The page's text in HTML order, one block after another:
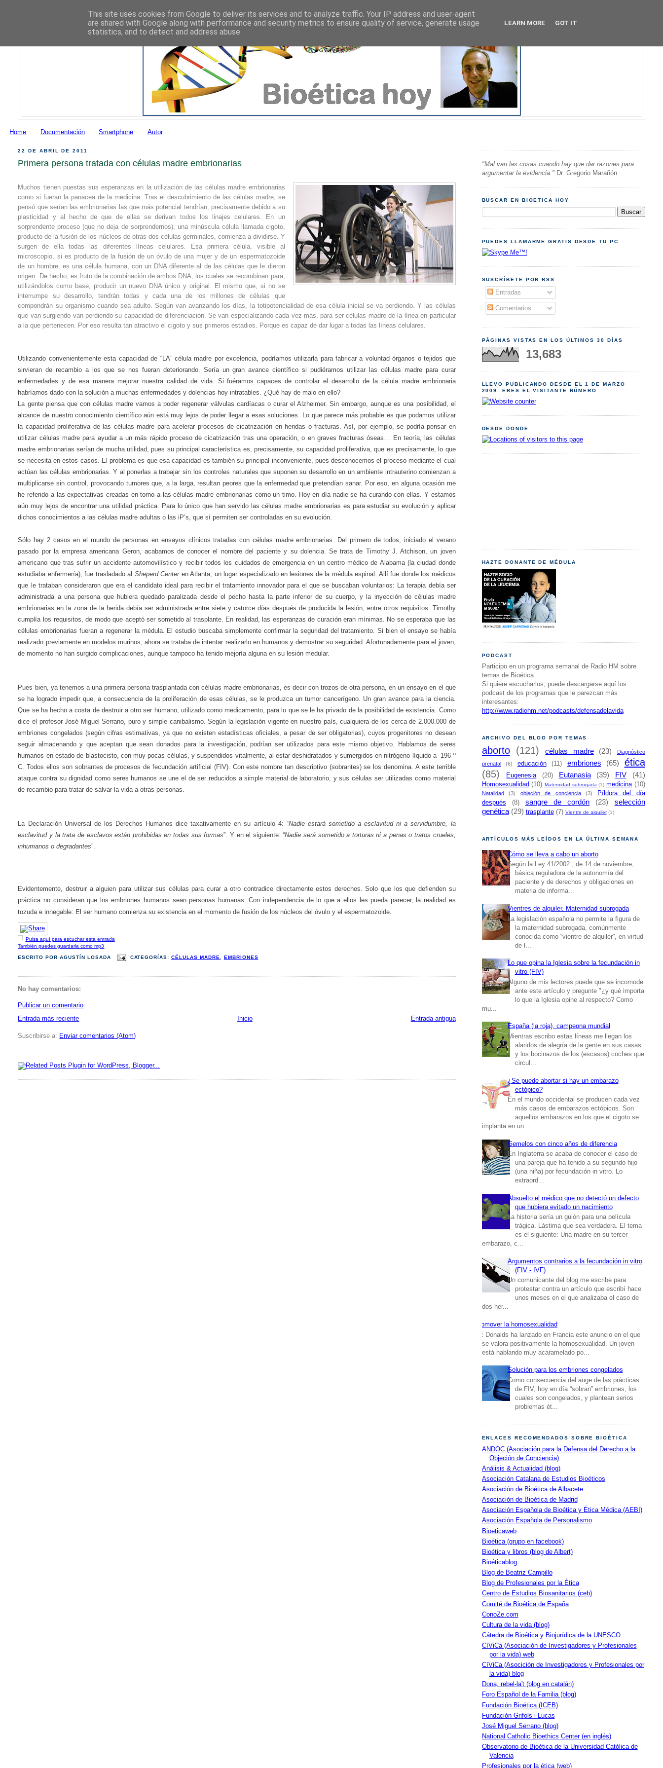
Home Documentación Smartphone Autor
22 DE ABRIL DE 2011
Primera persona tratada con células madre embrionarias
Muchos tienen puestas sus esperanzas en la utilización de las células madre embrionarias
como si fueran la panacea de la medicina. Tras el descubrimiento de las células madre, se
pensó que serían las embrionarias las que más potencial tendrían, precisamente debido a su
plasticidad y al hecho de que de ellas se derivan todos los linajes celulares. En un
sorprendente proceso (que no deja de sorprendernos), una minúscula célula llamada cigoto,
producto de la fusión de los núcleos de otras dos células germinales, comienza a dividirse. Y
surgen de ella todas las diferentes líneas celulares. Esa primera célula, visible al
microscopio, si es producto de la fusión de un óvulo de una mujer y de un espermatozoide
de un hombre, es una célula humana, con un DNA diferente al de las células que le dieron
origen. De hecho, es fruto de la combinación de ambos DNA, los cuales se recombinan para,
utilizándolos como base, producir un nuevo DNA único y original. El mismo que, si no se
interrumpe su desarrollo, tendrán todas y cada una de los millones de células que
compondrán su organismo cuando sea adulto. Según van avanzando los días, la totipotencialidad de esa célula inicial se va perdiendo. Y las células
que van surgiendo van perdiendo su capacidad de diferenciación. Se van especializando cada vez más, para ser células madre de la línea en particular
a la que pertenecen. Por eso resulta tan atractivo el cigoto y sus primeros estadios. Porque es capaz de dar lugar a todas las líneas celulares.
Utilizando convenientemente esta capacidad de “LA” célula madre por excelencia, podríamos utilizarla para fabricar a voluntad órganos o tejidos que
sirvieran de recambio a los que se nos fueran deteriorando. Sería un gran avance científico si pudiéramos utilizar las células madre para curar
enfermedades y de esa manera mejorar nuestra calidad de vida. Si fuéramos capaces de controlar el desarrollo de la célula madre embrionaria
habríamos dado con la solución a muchas enfermedades y dolencias hoy intratables. ¿Qué hay de malo en ello?
La gente piensa que con células madre vamos a poder regenerar válvulascardíacas o curar el Alzheimer. Sin embargo, aunque es una posibilidad, el
alcance de nuestro conocimiento científico aún está muy lejos de poder llegar a esas soluciones. Lo que parece más probable es que podamos utilizar
la capacidad proliferativa de las células madre para acelerar procesos de cicatrización en heridas o fracturas. Así, por ejemplo, se podría pensar en
utilizar células madre para ayudar a un más rápido proceso de cicatrización tras una operación, o en graves fracturas óseas… En teoría, las células
madre embrionarias serían de mucha utilidad, pues su principal característica es, precisamente, su capacidad proliferativa, que es precisamente, lo que
se necesita en estos casos. El problema es que esa capacidad es también su principal inconveniente, pues desconocemos el proceso mediante el cual
actúan las células embrionarias. Y al ponerlas a trabajar sin los controles naturales que suponen su desarrollo en un ambiente intrauterino comienzan a
multiplicarse sin control, provocando tumores que, a la larga, resultan peores que la enfermedad que pretendían sanar. Por eso, en alguna ocasión me
he referido a las expectativas creadas en torno a las células madre embrionarias como un timo. Hoy en día nadie se ha curando con ellas. Y estamos
aún muy lejos de encontrar una utilidad práctica. Para lo único que han servido las células madre embrionarias es para estudiar su evolución y aplicar
dichos conocimientos a las células madre adultas o las iP’s, que sí permiten ser controladas en su evolución.
Sólo hay 2 casos en el mundo de personas en ensayos clínicos tratadas con células madre embrionarias. Del primero de todos, iniciado el verano
pasado por la empresa americana Geron, acabamos de conocer el nombre del paciente y su dolencia. Se trata de Timothy J. Atchison, un joven
americano que tras sufrir un accidente automovilístico y recibir todos los cuidados de emergencia en un centro médico de Alabama (la ciudad donde
estudiaba enfermería), fue trasladado al Sheperd Center en Atlanta, un lugar especializado en lesiones de la médula espinal. Allí fue donde los médicos
que le trataban consideraron que era el candidato ideal para recibir el tratamiento innovador para el que se buscaban voluntarios: La terapia debía ser
administrada a una persona que hubiera quedado paralizada desde el pecho hasta la parte inferior de su cuerpo, y la inyección de células madre
embrionarias en la zona de la herida debía ser administrada entre siete y catorce días después de producida la lesión, entre otros requisitos. Timothy
cumplía los requisitos, de modo que aceptó ser sometido al trasplante. En realidad, las esperanzas de curación eran mínimas. No se esperaba que las
células embrionarias fueran a regenerar la médula. El estudio buscaba simplemente confirmar la seguridad del tratamiento. Si bien el ensayo se había
realizado previamente en modelos murinos, ahora se trataba de intentar realizarlo en humanos y demostrar su seguridad. Afortunadamente para el joven,
de momento no han surgido complicaciones, aunque tampoco ha tenido mejoría alguna en su lesión medular.
Pues bien, ya tenemos a una primera persona trasplantada con células madre embrionarias, es decir con trozos de otra persona, en un ensayo en el que
se ha logrado impedir que, a consecuencia de la proliferación de esas células, se le produzca un tumor cancerígeno. Un gran avance para la ciencia.
Que se ha hecho a costa de destruir a otro ser humano, utilizado como medicamento, para lo que se le ha privado de la posibilidad de existencia. Como
dice el profesor José Miguel Serrano, puro y simple canibalismo. Según la legislación vigente en nuestro país, cualquiera de los cerca de 2.000.000 de
embriones congelados (según cifras estimativas, ya que no existen estadísticas oficiales, a pesar de ser obligatorias), cuyos progenitores no desean
seguir almacenando y que aceptan que sean donados para la investigación, podrían ser utilizados para este mismo objetivo. Hablamos de seres
humanos en estado de blastocisto, con muy pocas células, y suspendidos vitalmente, al estar deshidratados y sumergidos en nitrógeno líquido a -196 º
C. Todos ellos son sobrantes de procesos de fecundación artificial (FIV). Con este nombre tan descriptivo (sobrantes) se los denomina. A este terrible
ataque contra su dignidad como seres humanos se une el de ser reducidos a simple material de laboratorio, y sus células ser utilizadas como material
de recambio para tratar de salvar la vida a otras personas.
La Declaración Universal de los Derechos Humanos dice taxativamente en su artículo 4: “Nadie estará sometido a esclavitud ni a servidumbre, la
esclavitud y la trata de esclavos están prohibidas en todas sus formas”. Y en el siguiente: “Nadie será sometido a torturas ni a penas o tratos crueles,
inhumanos o degradantes”.
Evidentemente, destruir a alguien para utilizar sus células para curar a otro contradice directamente estos derechos. Solo que los que defienden su
práctica no consideran que los embriones humanos sean personas humanas. Con independencia de lo que a ellos les pueda parecer, la realidad es
tozuda e innegable: El ser humano comienza su existencia en el momento de fusión de los núcleos del óvulo y el espermatozoide.
Pulsa aquí para escuchar esta entrada
También puedes guardarla como mp3
ESCRITO PORAGUSTÍN LOSADA CATEGORÍAS:CÉLULAS MADRE, EMBRIONES
No hay comentarios:
Publicar un comentario
Entrada más reciente
Entrada antigua
Inicio
Suscribirse a: Enviar comentarios (Atom)
"Mal van las cosas cuando hay que dar razones para
argumentar la evidencia." Dr. Gregorio Marañón
BUSCAR EN BIOETICA HOY
PUEDES LLAMARME GRATIS DESDE TU PC
SUSCRÍBETE POR RSS
Entradas
Comentarios
PÁGINAS VISTAS EN LOS ÚLTIMOS 30 DÍAS
13,683
LLEVO PUBLICANDO DESDE EL 1 DE MARZO
2009. ERES EL VISITANTE NÚMERO
DESDE DONDE
HAZTE DONANTE DE MÉDULA
PODCAST
Participo en un programa semanal de Radio HM sobre
temas de Bioética.
Si quiere escucharlos, puede descargarse aquí los
podcast de los programas que le parezcan más
interesantes:
http://www.radiohm.net/podcasts/defensadelavida
ARCHIVO DEL BLOG POR TEMAS
aborto (121) células madre (23)
Diagnóstico
prenatal
(6) educación (11) embriones (65)
ética
(85)
Eugenesia (20) Eutanasia (39) FIV (41)
Homosexualidad (10) Maternidad subrogada (1) medicina (10)
Natalidad (3) objeción de conciencia (3)
Píldora del día
después
(8) sangre de cordón (23)
selección
genética (29) trasplante (7) Vientre de alquiler (1)
ARTÍCULOS MÁS LEÍDOS EN LA ÚLTIMA SEMANA
Cómo se lleva a cabo un aborto
Según la Ley 41/2002 , de 14 de noviembre,
básica reguladora de la autonomía del
paciente y de derechos y obligaciones en
materia de informa...
Vientres de alquiler. Maternidad subrogada
La legislación española no permite la figura de
la maternidad subrogada, comúnmente
conocida como “vientre de alquiler”, en virtud
de l...
Lo que opina la Iglesia sobre la fecundación in
vitro (FIV)
Alguno de mis lectores puede que se incomode
ante este artículo y pregunte "¿y qué importa
lo que la Iglesia opine al respecto? Como
mu...
España (la roja), campeona mundial
Mientras escribo estas líneas me llegan los
alaridos de alegría de la gente en sus casas
y los bocinazos de los (escasos) coches que
circul...
¿Se puede abortar si hay un embarazo
ectópico?
En el mundo occidental se producen cada vez
más casos de embarazos ectópicos. Son
aquellos embarazos en los que el cigoto se
implanta en un...
Gemelos con cinco años de diferencia
En Inglaterra se acaba de conocer el caso de
una pareja que ha tenido a su segundo hijo
(una niña) por fecundación in vitro. Lo
extraord...
Absuelto el médico que no detectó un defecto
que hubiera evitado un nacimiento
La historia sería un guión para una película
trágica. Lástima que sea verdadera. El tema
es el siguiente: Una madre en su tercer
embarazo, c...
Argumentos contrarios a la fecundación in vitro
(FIV - IVF)
Un comunicante del blog me escribe para
protestar contra un artículo que escribí hace
unos meses en el que analizaba el caso de
dos her...
Promover la homosexualidad
Mc Donalds ha lanzado en Francia este anuncio en el que
se valora positivamente la homosexualidad. Un joven
está hablando muy acaramelado po...
Solución para los embriones congelados
Como consecuencia del auge de las prácticas
de FIV, hoy en día “sobran” embriones, los
cuales son congelados, y plantean serios
problemas ét...
ENLACES RECOMENDADOS SOBRE BIOÉTICA
ANDOC (Asociación para la Defensa del Derecho a la
Objeción de Conciencia)
Análisis & Actualidad (blog)
Asociación Catalana de Estudios Bioéticos
Asociación de Bioética de Albacete
Asociación de Bioética de Madrid
Asociación Española de Bioética y Ética Médica (AEBI)
Asociación Española de Personalismo
Bioeticaweb
Bioética (grupo en facebook)
Bioética y libros (blog de Albert)
Bioéticablog
Blog de Beatriz Campillo
Blog de Profesionales por la Ética
Centro de Estudios Biosanitarios (ceb)
Comité de Bioética de España
ConoZe.com
Cultura de la vida (blog)
Cátedra de Bioética y Biojurídica de la UNESCO
CíViCa (Asociación de Investigadores y Profesionales
por la vida) web
CíViCa (Asocición de Investigadores y Profesionales por
la vida) blog
Dona, rebel-la't (blog en catalán)
Foro Español de la Familia (blog)
Fundación Bioética (ICEB)
Fundación Grifols i Lucas
José Miguel Serrano (blog)
National Catholic Bioethics Center (en inglés)
Observatorio de Bioética de la Universidad Católica de
Valencia
Profesionales por la ética (web)
This site uses cookies from Google to deliver its services and to analyze traffic. Your IP address and user-agent
are shared with Google along with performance and security metrics to ensure quality of service, generate usage
statistics, and to detect and address abuse.
LEARN MORE GOT IT